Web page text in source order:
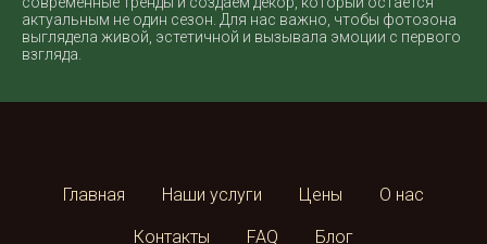
актуальным не один сезон. Для нас важно, чтобы фотозона
выглядела живой, эстетичной и вызывала эмоции с первого
взгляда.
Главная Наши услуги Цены О нас
Контакты FAQ Блог